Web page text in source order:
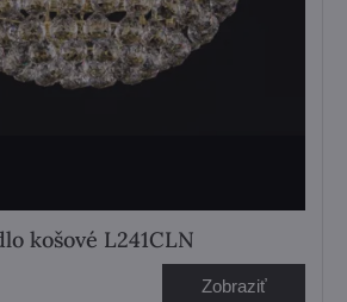
košové L241CLN
Zobraziť